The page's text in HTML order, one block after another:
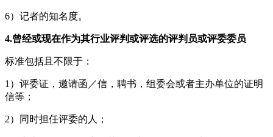
6）记者的知名度。
4.曾经或现在作为其行业评判或评选的评判员或评委委员
标准包括且不限于：
1）评委证，邀请函／信，聘书，组委会或者主办单位的证明
信等；
2）同时担任评委的人；